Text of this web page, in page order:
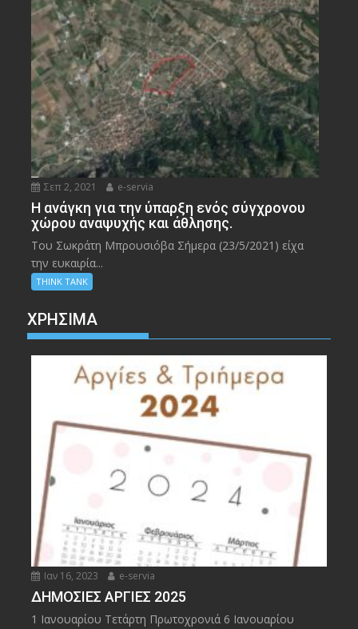
Σεπ 2, 2021 e-servia
Η ανάγκη για την ύπαρξη ενός σύγχρονου
χώρου αναψυχής και άθλησης.
Του Σωκράτη Μπρουσιόβα Σήμερα (23/5/2021) είχα
την ευκαιρία...
THINK TANK
ΧΡΉΣΙΜΑ
Ιαν 16, 2023 e-servia
ΔΗΜΟΣΙΕΣ ΑΡΓΙΕΣ 2025
1 Ιανουαρίου Τετάρτη Πρωτοχρονιά 6 Ιανουαρίου